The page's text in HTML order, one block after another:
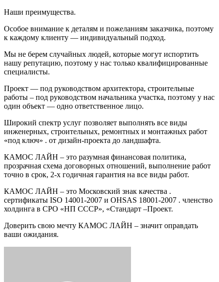
Наши преимущества.
Особое внимание к деталям и пожеланиям заказчика, поэтому
к каждому клиенту — индивидуальный подход.
Мы не берем случайных людей, которые могут испортить
нашу репутацию, поэтому у нас только квалифицированные
специалисты.
Проект — под руководством архитектора, строительные
работы – под руководством начальника участка, поэтому у нас
один объект — одно ответственное лицо.
Широкий спектр услуг позволяет выполнять все виды
инженерных, строительных, ремонтных и монтажных работ
«под ключ» . от дизайн-проекта до ландшафта.
КАМОС ЛАЙН – это разумная финансовая политика,
прозрачная схема договорных отношений, выполнение работ
точно в срок, 2-х годичная гарантия на все виды работ.
КАМОС ЛАЙН – это Московский знак качества .
сертификаты ISO 14001-2007 и OHSAS 18001-2007 . членство
холдинга в СРО «НП СССР», «Стандарт –Проект.
Доверить свою мечту КАМОС ЛАЙН – значит оправдать
ваши ожидания.